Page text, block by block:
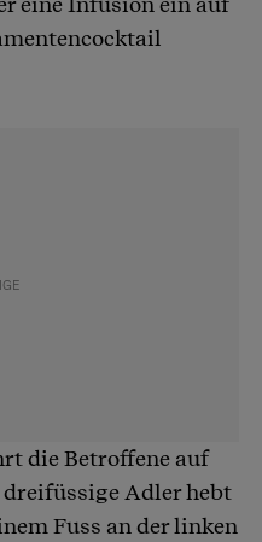
die Betroffene auf
Adler hebt
Fuss an der linken